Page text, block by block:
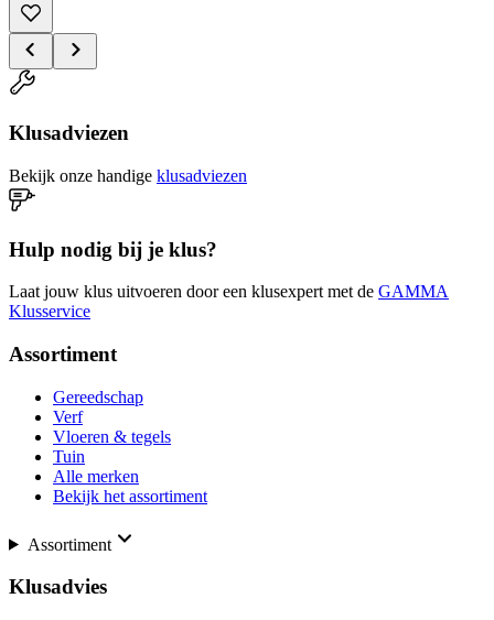
Klusadviezen
Bekijk onze handige klusadviezen
Hulp nodig bij je klus?
Laat jouw klus uitvoeren door een klusexpert met de GAMMA
Klusservice
Assortiment
Gereedschap
Verf
Vloeren & tegels
Tuin
Alle merken
Bekijk het assortiment
Assortiment
Klusadvies